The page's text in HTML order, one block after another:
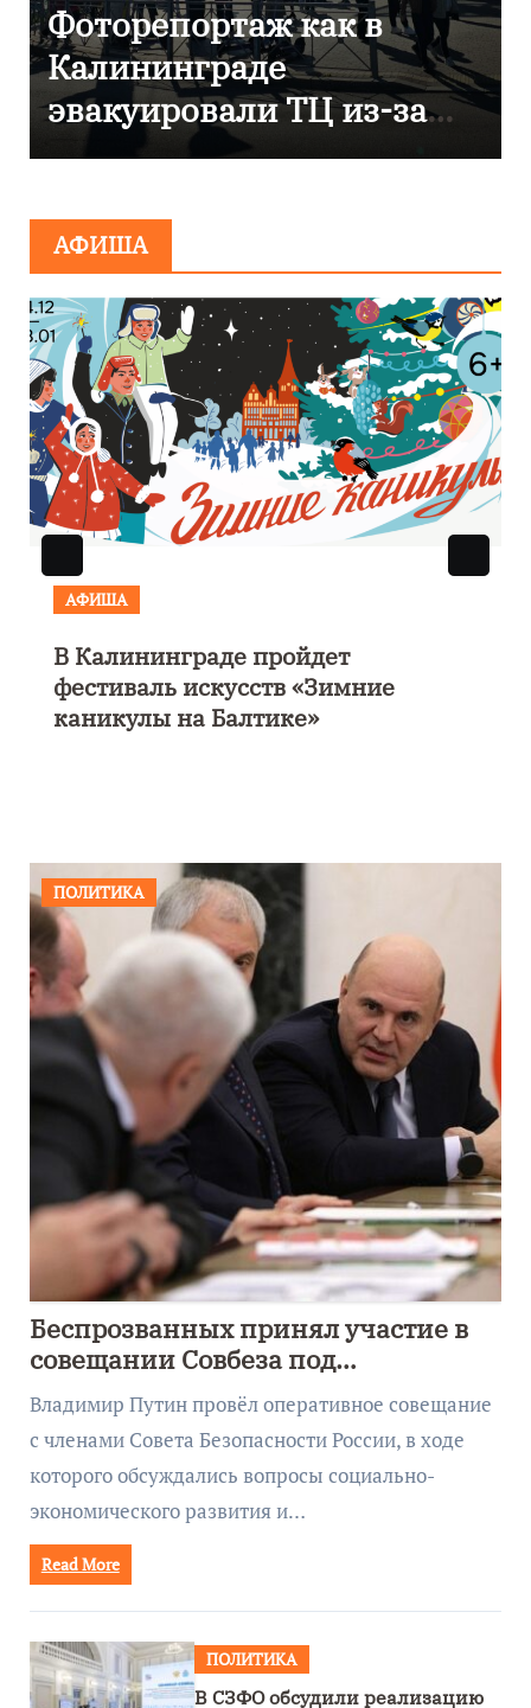
В Калининграде
отметили 80-летие
компании «Россети
Янтарь»
АФИША
АФИША
В Калининграде пройдет
фестиваль искусств «Зимние
каникулы на Балтике»
ПОЛИТИКА
Беспрозванных принял участие в
совещании Совбеза под
руководством Путина
Владимир Путин провёл оперативное совещание
с членами Совета Безопасности России, в ходе
которого обсуждались вопросы социально-
экономического развития и…
Read More
ПОЛИТИКА
В СЗФО обсудили реализацию